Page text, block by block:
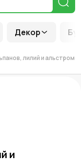
Декор
лилий и
и